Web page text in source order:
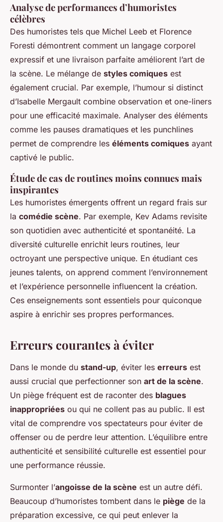
Analyse de performances d’humoristes
célèbres
Des humoristes tels que Michel Leeb et Florence
Foresti démontrent comment un langage corporel
expressif et une livraison parfaite améliorent l’art de
la scène. Le mélange de styles comiques est
également crucial. Par exemple, l’humour si distinct
d’Isabelle Mergault combine observation et one-liners
pour une efficacité maximale. Analyser des éléments
comme les pauses dramatiques et les punchlines
permet de comprendre les éléments comiques ayant
captivé le public.
Étude de cas de routines moins connues mais
inspirantes
Les humoristes émergents offrent un regard frais sur
la comédie scène. Par exemple, Kev Adams revisite
son quotidien avec authenticité et spontanéité. La
diversité culturelle enrichit leurs routines, leur
octroyant une perspective unique. En étudiant ces
jeunes talents, on apprend comment l’environnement
et l’expérience personnelle influencent la création.
Ces enseignements sont essentiels pour quiconque
aspire à enrichir ses propres performances.
Erreurs courantes à éviter
Dans le monde du stand-up, éviter les erreurs est
aussi crucial que perfectionner son art de la scène.
Un piège fréquent est de raconter des blagues
inappropriées ou qui ne collent pas au public. Il est
vital de comprendre vos spectateurs pour éviter de
offenser ou de perdre leur attention. L’équilibre entre
authenticité et sensibilité culturelle est essentiel pour
une performance réussie.
Surmonter l’angoisse de la scène est un autre défi.
Beaucoup d’humoristes tombent dans le piège de la
préparation excessive, ce qui peut enlever la